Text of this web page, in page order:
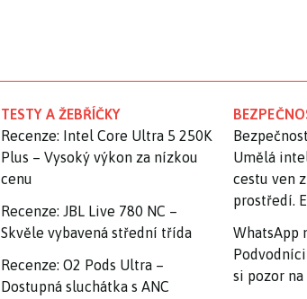
TESTY A ŽEBŘÍČKY
Recenze: Intel Core Ultra 5 250K
Plus – Vysoký výkon za nízkou
cenu
Recenze: JBL Live 780 NC –
Skvěle vybavená střední třída
Recenze: O2 Pods Ultra –
Dostupná sluchátka s ANC
Umělá
cestu ven
prostředí.
WhatsApp
si pozor na